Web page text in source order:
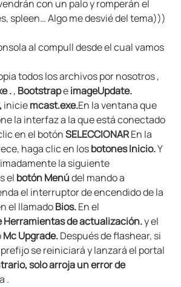
con un palo y romperán el
spleen… Algo me desvié del tema)))
al compull desde el cual vamos
todos los archivos por nosotros ,
., BootstrapeimageUpdate.
iniciemcast.exe.En la ventana que
la interfaz a la que está conectado
en el botónSELECCIONAREn la
haga clic en losbotones Inicio.Y
la siguiente
el botón Menúdel mando a
el interruptor de encendido de la
el llamadoBios.En el
Herramientas de actualización.y el
Mc Upgrade.Después de flashear, si
se reiniciará y lanzará el portal
solo arroja un error de
.